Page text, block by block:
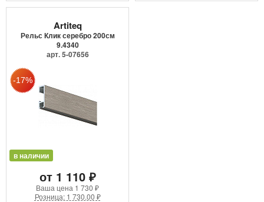
Artiteq
Рельс Клик серебро 200см
9.4340
арт. 5-07656
в наличии
от 1 110 ₽
Ваша цена 1 730 ₽
Розница: 1 730.00 ₽